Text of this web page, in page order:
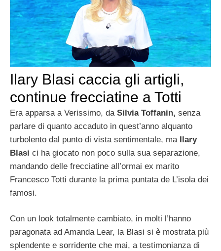
Ilary Blasi caccia gli artigli,
continue frecciatine a Totti
Era apparsa a Verissimo, da Silvia Toffanin, senza
parlare di quanto accaduto in quest’anno alquanto
turbolento dal punto di vista sentimentale, ma Ilary
Blasi ci ha giocato non poco sulla sua separazione,
mandando delle frecciatine all’ormai ex marito
Francesco Totti durante la prima puntata de L’isola dei
famosi.
Con un look totalmente cambiato, in molti l’hanno
paragonata ad Amanda Lear, la Blasi si è mostrata più
splendente e sorridente che mai, a testimonianza di